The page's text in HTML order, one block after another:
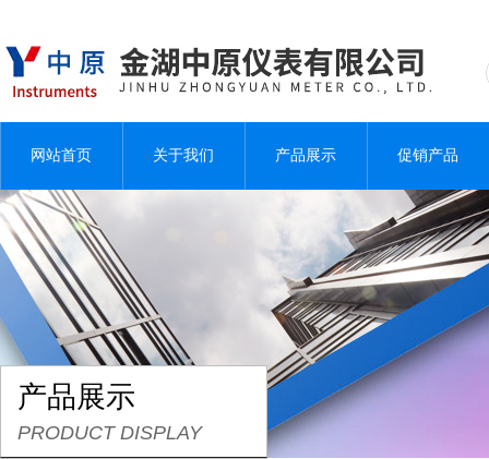
网站首页 关于我们 产品展示 促销产品
产品展示
PRODUCT DISPLAY